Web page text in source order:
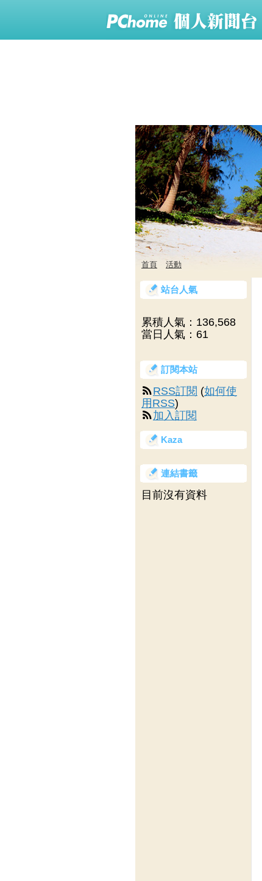
首頁 活動
站台人氣
累積人氣： 136,568
當日人氣： 61
訂閱本站
RSS訂閱 (如何使
用RSS)
加入訂閱
Kaza
連結書籤
目前沒有資料